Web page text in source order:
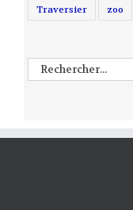
Traversier zoo
Rechercher